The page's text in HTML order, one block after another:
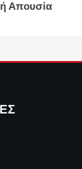
Απουσία